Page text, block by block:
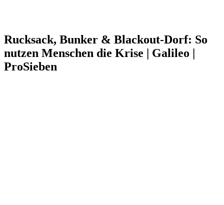
Rucksack, Bunker & Blackout-Dorf: So
nutzen Menschen die Krise | Galileo |
ProSieben